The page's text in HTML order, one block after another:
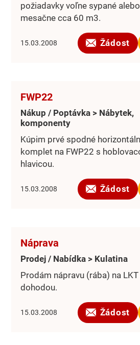
požiadavky voľne sypané
mesačne cca 60 m3.
15.03.2008 Žádost
FWP22
Nákup / Poptávka > Nábytek,
komponenty
Kúpim prvé spodné
komplet na FWP22 s
hlavicou.
15.03.2008 Žádost
Náprava
Prodej / Nabídka > Kulatina
Prodám nápravu (rába) na
dohodou.
15.03.2008 Žádost